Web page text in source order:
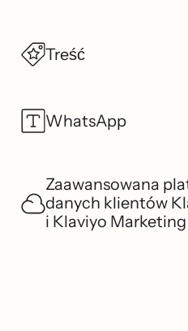
Treść
WhatsApp
Zaawansowana
danych klientów
i Klaviyo